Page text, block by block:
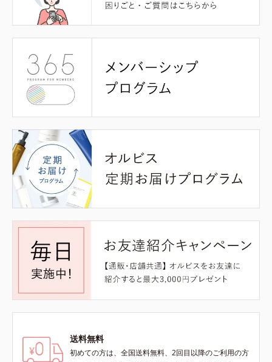
送料無料
初めての方は、全国送料無料、2回目以降のご利用の方